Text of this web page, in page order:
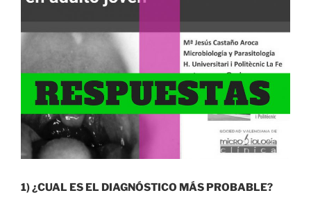
1) ¿CUAL ES EL DIAGNÓSTICO MÁS PROBABLE?